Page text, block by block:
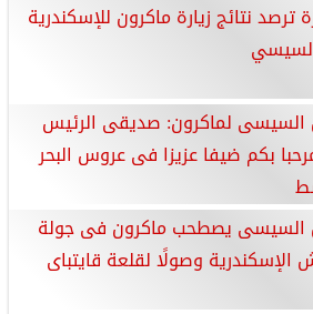
ترصد نتائج زيارة ماكرون للإسكندرية
السيسى لماكرون: صديقى الرئيس
بكم ضيفا عزيزا فى عروس البحر
السيسى يصطحب ماكرون فى جولة
الإسكندرية وصولًا لقلعة قايتباى